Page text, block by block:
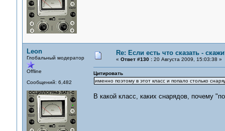
Leon
Глобальный модератор
Offline
Сообщений: 6,482
Re: Если есть что сказать -
« Ответ #130 :20 Августа 2009, 15:03:38 »
Цитировать
именно поэтому в этот класс и попало столько
В какой класс, каких снарядов, почему